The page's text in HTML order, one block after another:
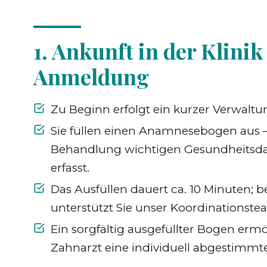
1. Ankunft in der
Anmeldung
Zu Beginn erfolgt ein kurzer
Sie füllen einen Anamnesebogen aus
Behandlung wichtigen
erfasst.
Das Ausfüllen dauert ca. 10 Minuten;
unterstützt Sie unser
Ein sorgfältig ausgefüllter Bogen
Zahnarzt eine individuell